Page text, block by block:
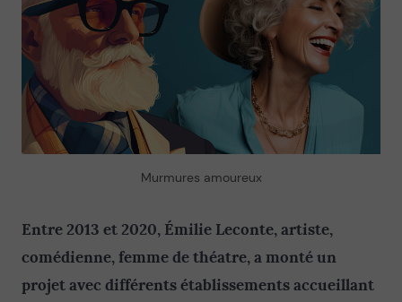
Murmures amoureux
Entre 2013 et 2020, Émilie Leconte, artiste,
comédienne, femme de théatre, a monté un
projet avec différents établissements accueillant